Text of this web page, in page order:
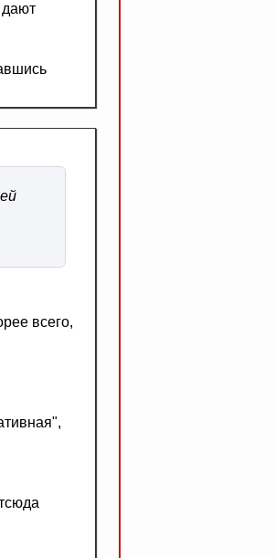
дают
всего,